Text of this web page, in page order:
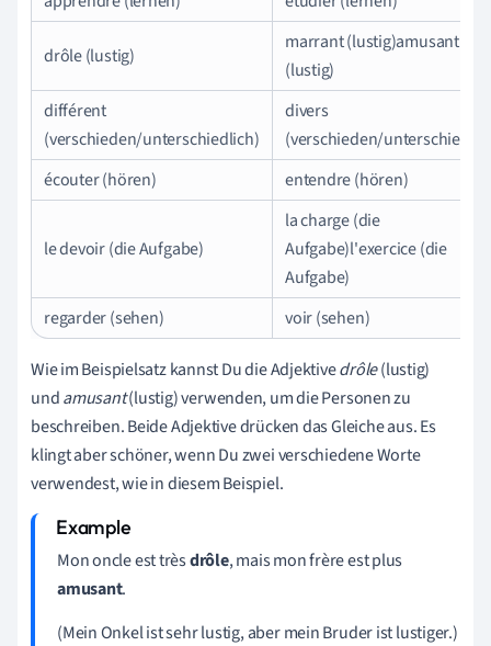
drôle (lustig)
marrant (lustig)amusant
(lustig)
différent
(verschieden/unterschiedlich)
divers
(verschieden/
écouter (hören)
entendre (hören)
le devoir (die Aufgabe)
la charge (die
Aufgabe)l'exercice (die
Aufgabe)
regarder (sehen)
voir (sehen)
Wie im Beispielsatz kannst Du die Adjektivedrôle(lustig)
undamusant(lustig) verwenden, um die Personen zu
beschreiben. Beide Adjektive drücken das Gleiche aus. Es
klingt aber schöner, wenn Du zwei verschiedene Worte
verwendest, wie in diesem Beispiel.
Mon oncle est trèsdrôle, mais mon frère est plus
amusant.
(Mein Onkel ist sehr lustig, aber mein Bruder ist lustiger.)